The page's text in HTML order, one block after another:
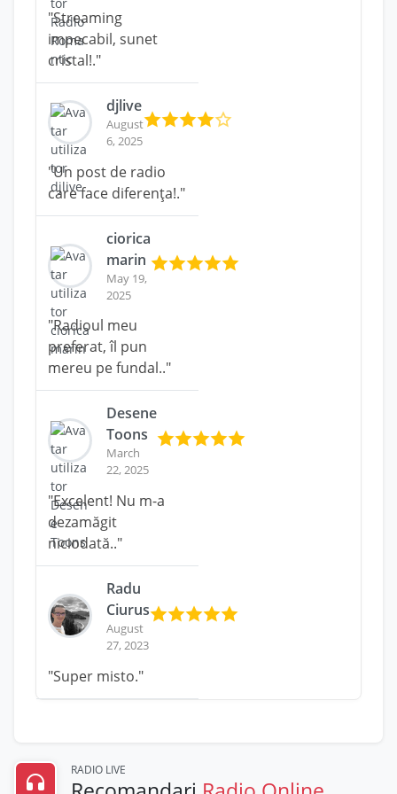
"Streaming
impecabil, sunet
cristal!."
djlive
August
6, 2025
"Un post de radio
care face diferența!."
ciorica
marin
May 19,
2025
"Radioul meu
preferat, îl pun
mereu pe fundal.."
Desene
Toons
March
22, 2025
"Excelent! Nu m-a
dezamăgit
niciodată.."
Radu
Ciurus
August
27, 2023
"Super misto."
RADIO LIVE